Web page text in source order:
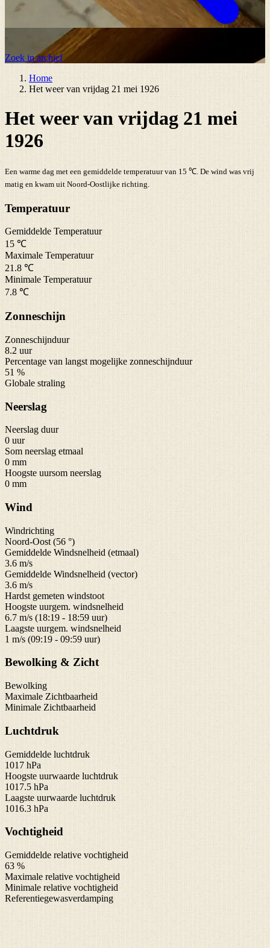
Zoek in archief
Home
Het weer van vrijdag 21 mei 1926
Het weer van vrijdag 21 mei
1926
Een warme dag met een gemiddelde temperatuur van 15 ℃. De wind was vrij
matig en kwam uit Noord-Oostlijke richting.
Temperatuur
Gemiddelde Temperatuur
15 ℃
Maximale Temperatuur
21.8 ℃
Minimale Temperatuur
7.8 ℃
Zonneschijn
Zonneschijnduur
8.2 uur
Percentage van langst mogelijke zonneschijnduur
51 %
Globale straling
Neerslag
Neerslag duur
0 uur
Som neerslag etmaal
0 mm
Hoogste uursom neerslag
0 mm
Wind
Windrichting
Noord-Oost (56 °)
Gemiddelde Windsnelheid (etmaal)
3.6 m/s
Gemiddelde Windsnelheid (vector)
3.6 m/s
Hardst gemeten windstoot
Hoogste uurgem. windsnelheid
6.7 m/s (18:19 - 18:59 uur)
Laagste uurgem. windsnelheid
1 m/s (09:19 - 09:59 uur)
Bewolking & Zicht
Bewolking
Maximale Zichtbaarheid
Minimale Zichtbaarheid
Luchtdruk
Gemiddelde luchtdruk
1017 hPa
Hoogste uurwaarde luchtdruk
1017.5 hPa
Laagste uurwaarde luchtdruk
1016.3 hPa
Vochtigheid
Gemiddelde relative vochtigheid
63 %
Maximale relative vochtigheid
Minimale relative vochtigheid
Referentiegewasverdamping